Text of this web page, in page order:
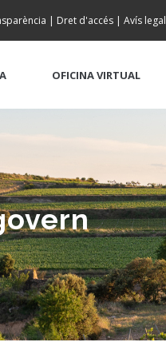
| Dret d'accés | Avís legal
OFICINA VIRTUAL